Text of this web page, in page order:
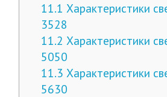
11.1 Характеристики
3528
11.2 Характеристики
5050
11.3 Характеристики
5630